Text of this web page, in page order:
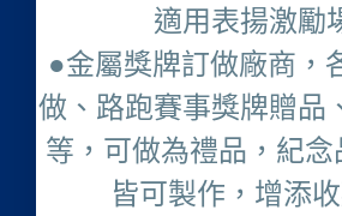
適用表揚激勵
●金屬獎牌訂做廠商，
做、路跑賽事獎牌贈品
等，可做為禮品，紀
皆可製作，增添